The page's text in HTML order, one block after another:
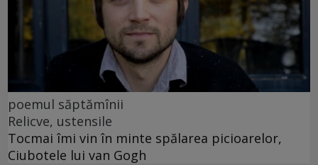
poemul săptămînii
Relicve, ustensile
Tocmai îmi vin în minte spălarea picioarelor,
Ciubotele lui van Gogh